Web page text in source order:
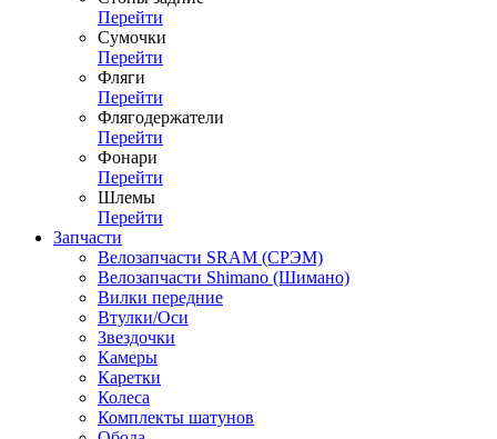
Перейти
Сумочки
Перейти
Фляги
Перейти
Флягодержатели
Перейти
Фонари
Перейти
Шлемы
Перейти
Запчасти
Велозапчасти SRAM (СРЭМ)
Велозапчасти Shimano (Шимано)
Вилки передние
Втулки/Оси
Звездочки
Камеры
Каретки
Колеса
Комплекты шатунов